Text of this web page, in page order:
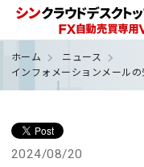
ホーム
ニュース
インフォメーションメール
2024/08/20